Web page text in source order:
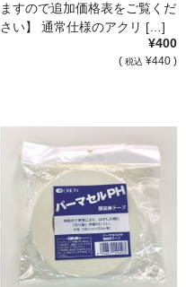
ますので追加価格表をご覧くだ
さい】 通常仕様のアクリ […]
¥400
( 税込 ¥440 )